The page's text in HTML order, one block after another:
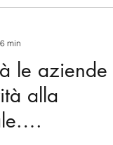
le aziende
alla
min